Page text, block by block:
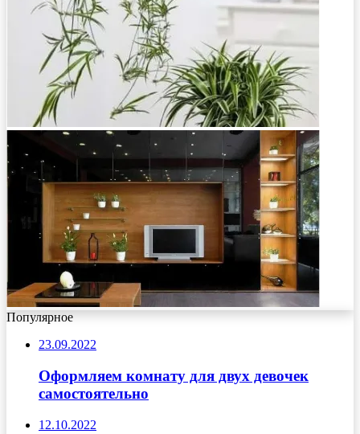
Популярное
23.09.2022
Оформляем комнату для двух девочек
самостоятельно
12.10.2022